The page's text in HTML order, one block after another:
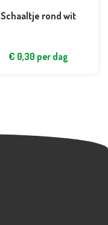
Schaaltje rond wit
€ 0,30 per dag